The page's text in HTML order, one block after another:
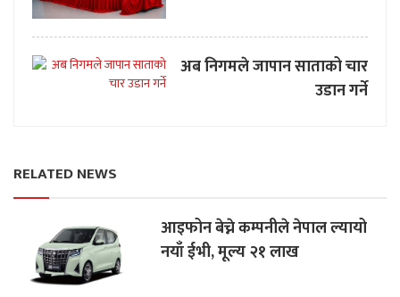
अब निगमले जापान साताको चार
उडान गर्ने
RELATED NEWS
आइफोन बेच्ने कम्पनीले नेपाल ल्यायो
नयाँ ईभी, मूल्य २१ लाख